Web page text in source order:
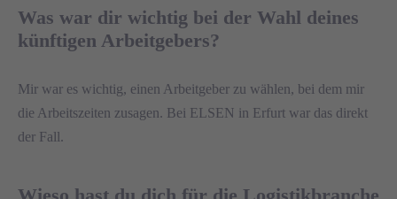
Was war dir wichtig bei der Wahl deines
künftigen Arbeitgebers?
Mir war es wichtig, einen Arbeitgeber zu wählen, bei dem mir
die Arbeitszeiten zusagen. Bei ELSEN in Erfurt war das direkt
der Fall.